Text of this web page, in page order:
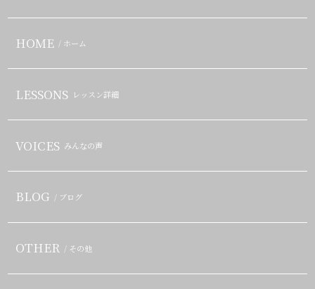
HOME / ホーム
LESSONS レッスン詳細
VOICES みんなの声
BLOG / ブログ
OTHER / その他